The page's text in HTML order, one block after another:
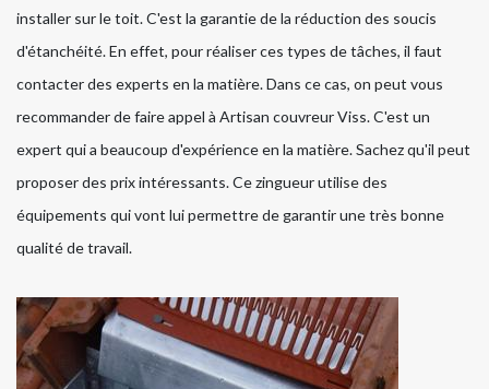
installer sur le toit. C'est la garantie de la réduction des soucis
d'étanchéité. En effet, pour réaliser ces types de tâches, il faut
contacter des experts en la matière. Dans ce cas, on peut vous
recommander de faire appel à Artisan couvreur Viss. C'est un
expert qui a beaucoup d'expérience en la matière. Sachez qu'il peut
proposer des prix intéressants. Ce zingueur utilise des
équipements qui vont lui permettre de garantir une très bonne
qualité de travail.